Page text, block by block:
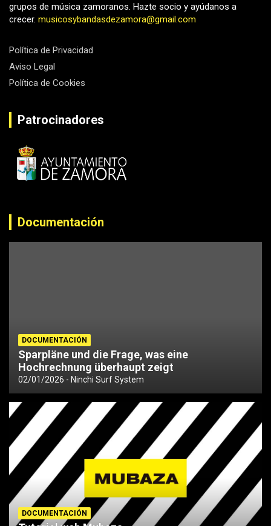
grupos de música zamoranos. Hazte socio y ayúdanos a
crecer. musicosybandasdezamora@gmail.com
Política de Privacidad
Aviso Legal
Política de Cookies
Patrocinadores
Documentación
DOCUMENTACIÓN
Sparpläne und die Frage, was eine
Hochrechnung überhaupt zeigt
02/01/2026 Ninchi Surf System
DOCUMENTACIÓN